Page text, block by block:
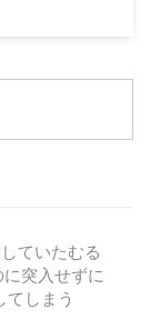
ていたむる
突入せずに
しまう